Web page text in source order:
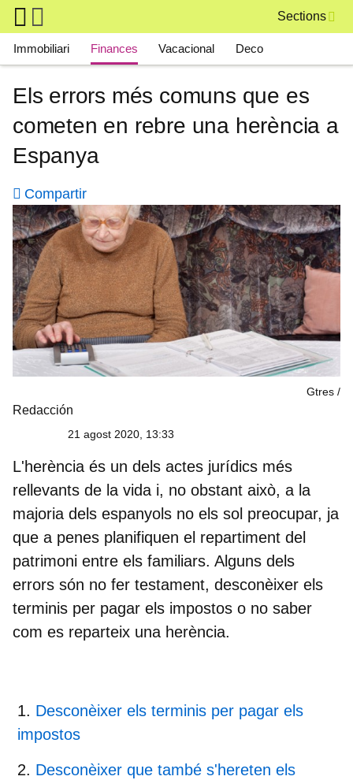
Skip to main content
Sections
Main navigation
Immobiliari Finances Vacacional Deco
Els errors més comuns que es
cometen en rebre una herència a
Espanya
Compartir
Gtres
Redacción
21 agost 2020, 13:33
L'herència és un dels actes jurídics més
rellevants de la vida i, no obstant això, a la
majoria dels espanyols no els sol preocupar, ja
que a penes planifiquen el repartiment del
patrimoni entre els familiars. Alguns dels
errors són no fer testament, desconèixer els
terminis per pagar els impostos o no saber
com es reparteix una herència.
Desconèixer els terminis per pagar els
impostos
Desconèixer que també s'hereten els